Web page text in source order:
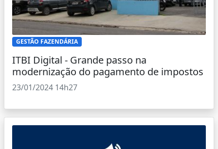
GESTÃO FAZENDÁRIA
ITBI Digital - Grande passo na
modernização do pagamento de impostos
23/01/2024 14h27